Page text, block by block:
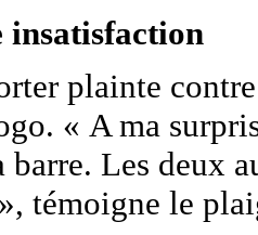
insatisfaction
plainte
« A ma
barre. Les deux
témoigne le